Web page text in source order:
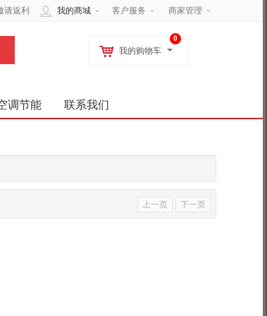
客户服务 商家管理
我的商城
请返利
0
我的购物车
调节能 联系我们
上一页 下一页